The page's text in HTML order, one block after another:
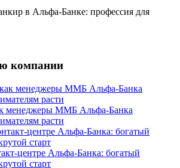
компании
менеджеры ММБ Альфа-Банка
расти
центре Альфа-Банка: богатый
старт